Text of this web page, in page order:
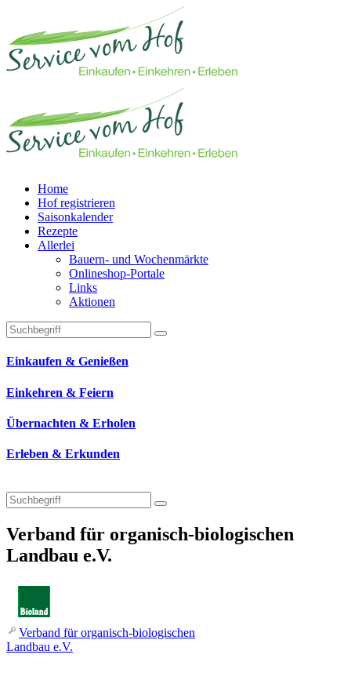
Home
Hof registrieren
Saisonkalender
Rezepte
Allerlei
Bauern- und Wochenmärkte
Onlineshop-Portale
Links
Aktionen
Technisches Feld: Suchfeld
Technisches Feld: Suchbutton
Suche absenden
Einkaufen & Genießen
Einkehren & Feiern
Übernachten & Erholen
Erleben & Erkunden
Verband für organisch-biologischen
Landbau e.V.
Verband für organisch-biologischen
Landbau e.V.